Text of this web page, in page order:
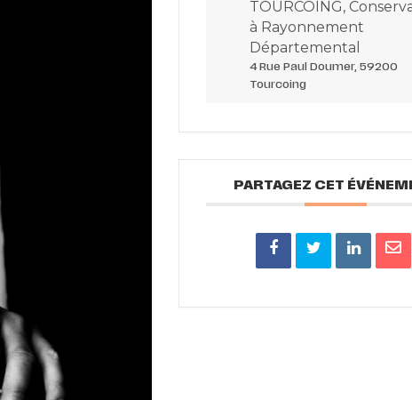
TOURCOING,
à Rayonnement
Départemental
4 Rue Paul Doumer, 59200
Tourcoing
PARTAGEZ CET